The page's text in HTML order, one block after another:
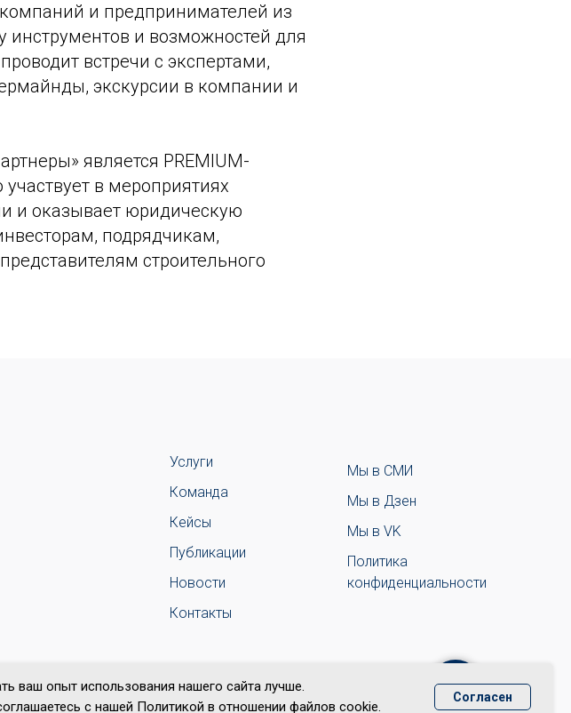
ваш опыт использования нашего сайта лучше.
с нашей Политикой в отношении файлов cookie.
Согласен
и предпринимателей из
и возможностей для
встречи с экспертами,
экскурсии в компании и
является PREMIUM-
в мероприятиях
и оказывает юридическую
подрядчикам,
строительного
Услуги
Команда
Кейсы
Публикации
Новости
Контакты
Мы в СМИ
Мы в Дзен
Мы в VK
Политика
конфиденциальности